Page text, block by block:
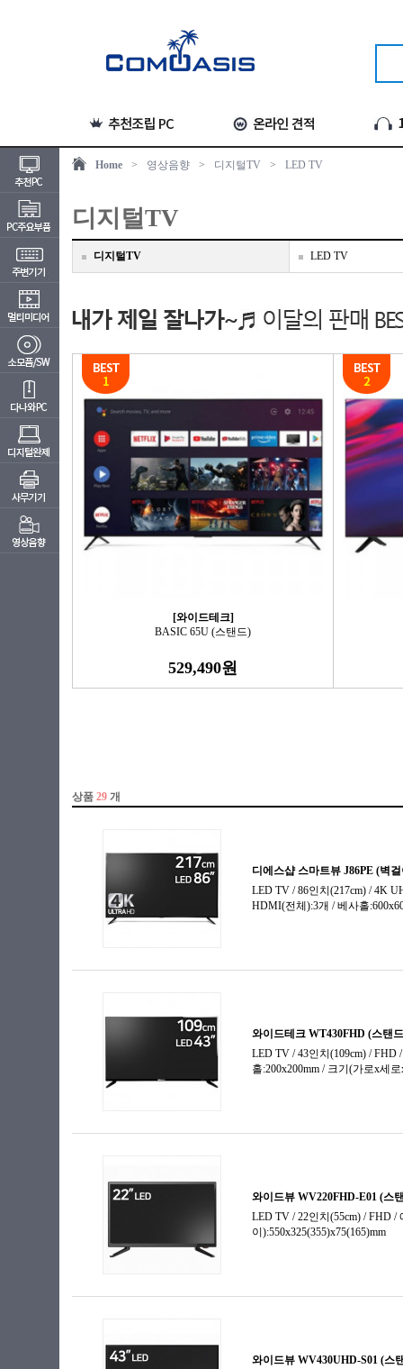
Home > 영상음향 > 디지털TV > LED TV
디지털TV
디지털TV LED TV
[와이드테크]
BASIC 65U (스탠드)
529,490원